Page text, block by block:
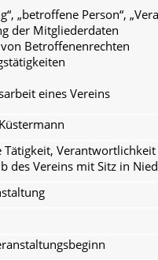
„betroffene Person“,
der Mitgliederdaten
Betroffenenrechten
eines Vereins
Tätigkeit,
des Vereins mit Sitz in